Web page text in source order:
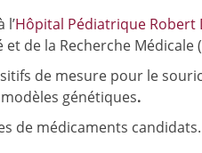
l’Hôpital Pédiatrique Robert
de la Recherche Médicale (
de mesure pour le
génétiques.
de médicaments candidats.